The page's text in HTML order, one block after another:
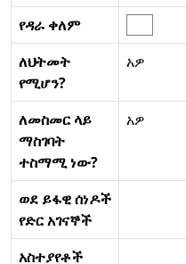
የዳራ ቀለም
ለህትመት
የሚሆን?
አዎ
ለመስመር ላይ
ማስገባት
ተስማሚ ነው?
አዎ
ወደ ይፋዊ ሰነዶች
የድር አገናኞች
አስተያየቶች